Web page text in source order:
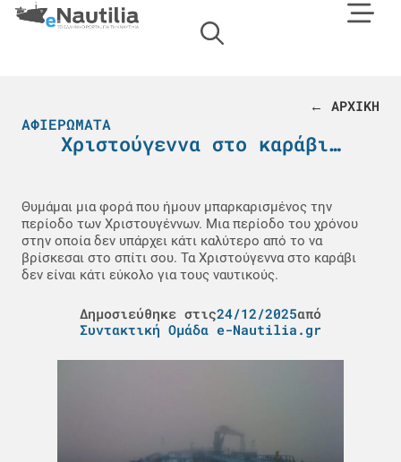
← ΑΡΧΙΚΗ
ΑΦΙΕΡΏΜΑΤΑ
Χριστούγεννα στο καράβι…
Θυμάμαι μια φορά που ήμουν μπαρκαρισμένος την
περίοδο των Χριστουγέννων. Μια περίοδο του χρόνου
στην οποία δεν υπάρχει κάτι καλύτερο από το να
βρίσκεσαι στο σπίτι σου. Τα Χριστούγεννα στο καράβι
δεν είναι κάτι εύκολο για τους ναυτικούς.
Δημοσιεύθηκε στις24/12/2025από
Συντακτική Ομάδα e-Nautilia.gr